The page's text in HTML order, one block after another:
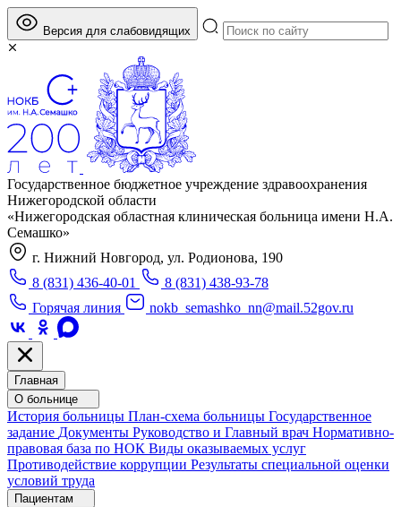
Версия для слабовидящих
Государственное бюджетное учреждение здравоохранения
Нижегородской области
«Нижегородская областная клиническая больница имени Н.А.
Семашко»
г. Нижний Новгород, ул. Родионова, 190
8 (831) 436-40-01
8 (831) 438-93-78
Горячая линия
nokb_semashko_nn@mail.52gov.ru
Главная
О больнице
История больницы План-схема больницы Государственное
задание Документы Руководство и Главный врач Нормативно-
правовая база по НОК Виды оказываемых услуг
Противодействие коррупции Результаты специальной оценки
условий труда
Пациентам